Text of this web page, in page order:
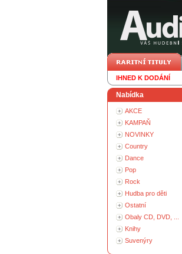
IHNED K DODÁNÍ
Nabídka
AKCE
KAMPAŇ
NOVINKY
Country
Dance
Pop
Rock
Hudba pro děti
Ostatní
Obaly CD, DVD, ...
Knihy
Suvenýry